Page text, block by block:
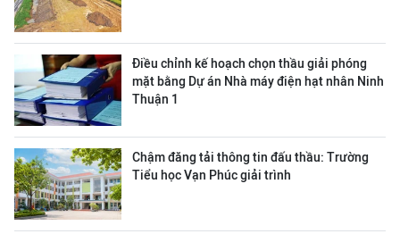
Điều chỉnh kế hoạch chọn thầu giải phóng
mặt bằng Dự án Nhà máy điện hạt nhân Ninh
Thuận 1
Chậm đăng tải thông tin đấu thầu: Trường
Tiểu học Vạn Phúc giải trình